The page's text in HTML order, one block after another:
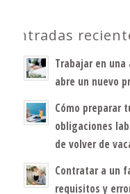
Entradas
Trabajar en una
abre un nuevo
Cómo preparar
obligaciones
de volver de
Contratar a un
requisitos y